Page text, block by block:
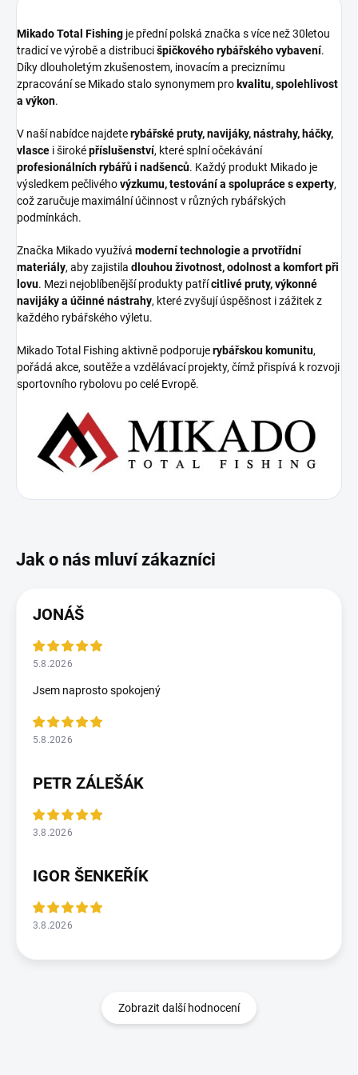
Mikado Total Fishing je přední polská značka s více než 30letou
tradicí ve výrobě a distribucišpičkového rybářského vybavení.
Díky dlouholetým zkušenostem, inovacím a preciznímu
zpracování se Mikado stalo synonymem pro kvalitu, spolehlivost
a výkon.
V naší nabídce najdeterybářské pruty, navijáky, nástrahy, háčky,
vlasce i široképříslušenství, které splní očekávání
profesionálních rybářů i nadšenců. Každý produkt Mikado je
výsledkem pečlivéhovýzkumu, testování a spolupráce s experty,
což zaručuje maximální účinnost v různých rybářských
podmínkách.
Značka Mikado využívá moderní technologie a prvotřídní
materiály, aby zajistila dlouhou životnost, odolnost a komfort při
lovu. Mezi nejoblíbenější produkty patřícitlivé pruty, výkonné
navijáky a účinné nástrahy, které zvyšují úspěšnost i zážitek z
každého rybářského výletu.
Mikado Total Fishing aktivně podporujerybářskou komunitu,
pořádá akce, soutěže a vzdělávací projekty, čímž přispívá k rozvoji
sportovního rybolovu po celé Evropě.
JONÁŠ
5.8.2026
Jsem naprosto spokojený
5.8.2026
PETR ZÁLEŠÁK
3.8.2026
IGOR ŠENKEŘÍK
3.8.2026
Zobrazit další hodnocení